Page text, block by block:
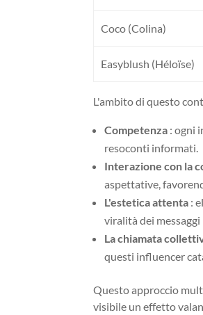
Coco (Colina)
Easyblush (Héloïse)
L'ambito di questo
Competenza : ogni
resoconti informati.
Interazione con la
aspettative,
L'estetica attenta :
viralità dei
La chiamata
questi influencer
Questo approccio
visibile un effetto